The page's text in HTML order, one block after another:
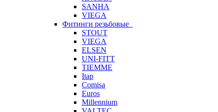
SANHA
VIEGA
Фитинги резьбовые
STOUT
VIEGA
ELSEN
UNI-FITT
TIEMME
Itap
Comisa
Euros
Millennium